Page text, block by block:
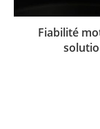
Fiabilité